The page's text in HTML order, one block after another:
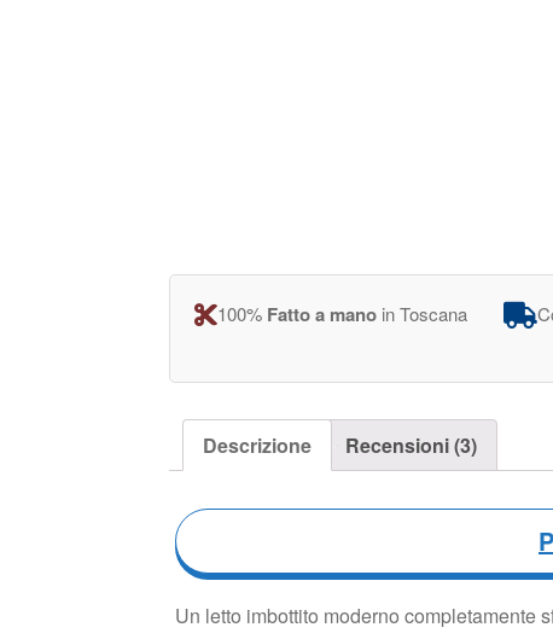
100% Fatto a mano in Toscana
Descrizione Recensioni (3)
Un letto imbottito moderno completamente